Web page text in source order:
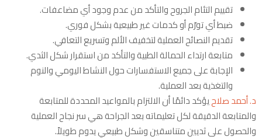
تقييم التئام الجروح والتأكد من عدم وجود أي مضاعفات.
ضبط أي تورّم أو كدمات غير طبيعية بشكل فوري.
تقديم النصائح العملية لتخفيف الألم وتسريع التعافي.
متابعة ارتداء الحمالة الطبية والتأكد من استقرار شكل الثدي.
الإجابة على جميع الاستفسارات حول النشاط اليومي والنوم
والتغذية بعد العملية.
د. أحمد صلاحيؤكد دائمًا أن الالتزام بالمواعيد المحددة للمتابعة
والمتابعة الدقيقة لكل تعليماته بعد الجراحة هي سر نجاح العملية
والحصول على ثديين متناسقين وشكل طبيعي يدوم طويلاً.